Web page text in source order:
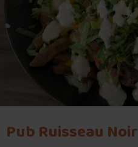
Pub Ruisseau Noir